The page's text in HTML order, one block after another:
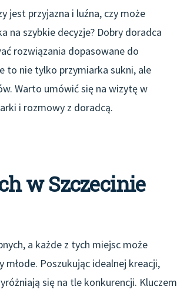
jest przyjazna i luźna, czy może
na szybkie decyzje? Dobry doradca
rozwiązania dopasowane do
to nie tylko przymiarka sukni, ale
Warto umówić się na wizytę w
i rozmowy z doradcą.
w Szczecinie
a każde z tych miejsc może
młode. Poszukując idealnej kreacji,
się na tle konkurencji. Kluczem